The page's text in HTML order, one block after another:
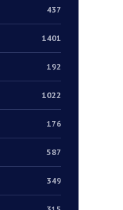
437
1401
192
1022
176
587
349